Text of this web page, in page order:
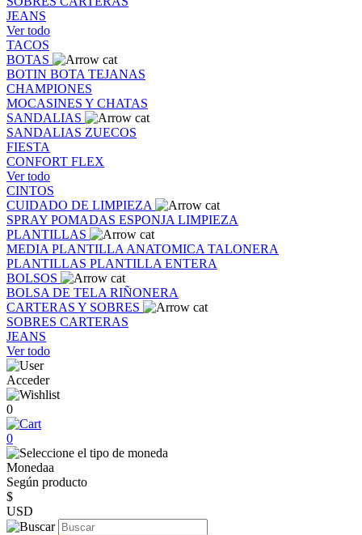
JEANS
Ver todo
TACOS
BOTAS
BOTIN BOTA TEJANAS
CHAMPIONES
MOCASINES Y CHATAS
SANDALIAS
SANDALIAS ZUECOS
FIESTA
CONFORT FLEX
Ver todo
CINTOS
CUIDADO DE LIMPIEZA
SPRAY POMADAS ESPONJA LIMPIEZA
PLANTILLAS
MEDIA PLANTILLA ANATOMICA TALONERA
PLANTILLAS PLANTILLA ENTERA
BOLSOS
BOLSA DE TELA RIÑONERA
CARTERAS Y SOBRES
SOBRES CARTERAS
JEANS
Ver todo
Acceder
0
0
Monedaa
Según producto
$
USD